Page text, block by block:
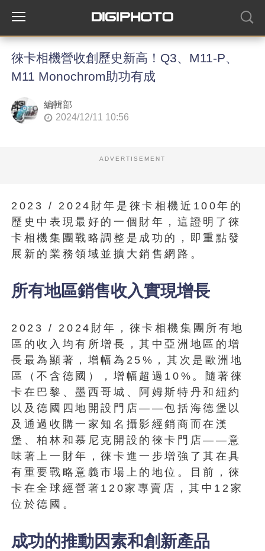
徠卡相機營收創歷史新高！Q3、M11-P、
M11 Monochrom助功有成
編輯部
2024/12/11 10:56
ADVERTISEMENT
2023 / 2024財年是徠卡相機近100年的
歷史中表現最好的一個財年，這證明了徠
卡相機集團戰略調整是成功的，即重點發
展新的業務領域並擴大銷售網路。
所有地區銷售收入實現增長
2023 / 2024財年，徠卡相機集團所有地
區的收入均有所增長，其中亞洲地區的增
長最為顯著，增幅為25%，其次是歐洲地
區（不含德國），增幅超過10%。隨著徠
卡在巴黎、墨西哥城、阿姆斯特丹和紐約
以及德國四地開設門店——包括海德堡以
及通過收購一家知名攝影經銷商而在漢
堡、柏林和慕尼克開設的徠卡門店——意
味著上一財年，徠卡進一步增強了其在具
有重要戰略意義市場上的地位。目前，徠
卡在全球經營著120家專賣店，其中12家
位於德國。
成功的推動因素和創新產品